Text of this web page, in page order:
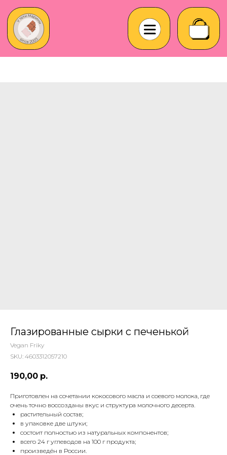
Глазированные сырки с печенькой
Vegan Friky
SKU: 4603312057210
190,00 р.
Приготовлен на сочетании кокосового масла и соевого молока, где
очень точно воссозданы вкус и структура молочного десерта.
растительный состав;
в упаковке две штуки;
состоит полностью из натуральных компонентов;
всего 24 г углеводов на 100 г продукта;
произведён в России.